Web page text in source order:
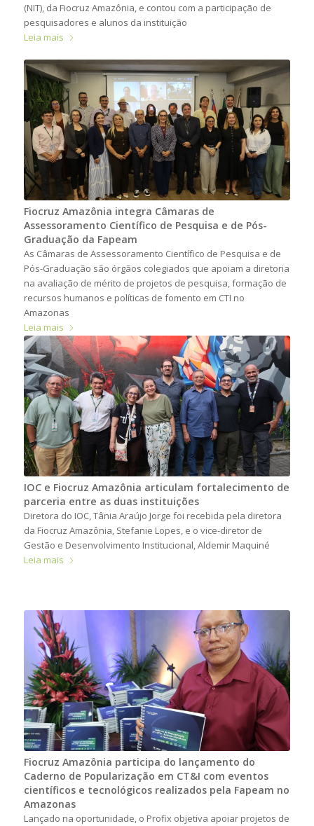
(NIT), da Fiocruz Amazônia, e contou com a participação de
pesquisadores e alunos da instituição
Leia mais
Fiocruz Amazônia integra Câmaras de
Assessoramento Científico de Pesquisa e de Pós-
Graduação da Fapeam
As Câmaras de Assessoramento Científico de Pesquisa e de
Pós-Graduação são órgãos colegiados que apoiam a diretoria
na avaliação de mérito de projetos de pesquisa, formação de
recursos humanos e políticas de fomento em CTI no
Amazonas
Leia mais
IOC e Fiocruz Amazônia articulam fortalecimento de
parceria entre as duas instituições
Diretora do IOC, Tânia Araújo Jorge foi recebida pela diretora
da Fiocruz Amazônia, Stefanie Lopes, e o vice-diretor de
Gestão e Desenvolvimento Institucional, Aldemir Maquiné
Leia mais
Fiocruz Amazônia participa do lançamento do
Caderno de Popularização em CT&I com eventos
científicos e tecnológicos realizados pela Fapeam no
Amazonas
Lançado na oportunidade, o Profix objetiva apoiar projetos de